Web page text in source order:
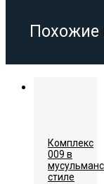
Похожие
Комплекс
009 в
стиле